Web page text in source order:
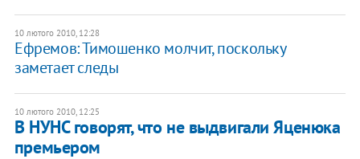
10 лютого 2010, 12:28
Ефремов: Тимошенко молчит, поскольку
заметает следы
10 лютого 2010, 12:25
В НУНС говорят, что не выдвигали Яценюка
премьером